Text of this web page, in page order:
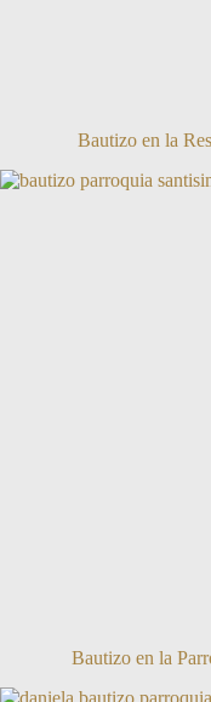
Bautizo en la
Bautizo en la